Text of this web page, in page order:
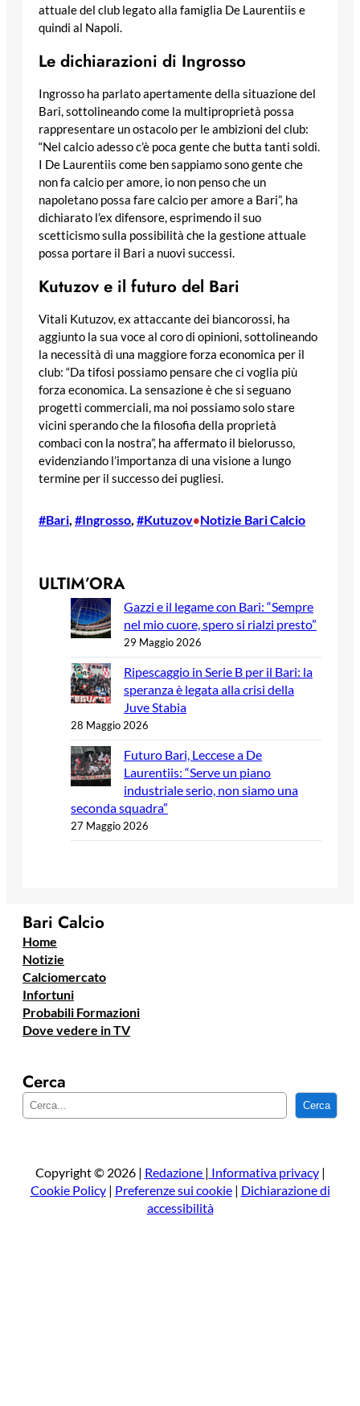
attuale del club legato alla famiglia De Laurentiis e
quindi al Napoli.
Le dichiarazioni di Ingrosso
Ingrosso ha parlato apertamente della situazione del
Bari, sottolineando come la multiproprietà possa
rappresentare un ostacolo per le ambizioni del club:
“Nel calcio adesso c’è poca gente che butta tanti soldi.
I De Laurentiis come ben sappiamo sono gente che
non fa calcio per amore, io non penso che un
napoletano possa fare calcio per amore a Bari”, ha
dichiarato l’ex difensore, esprimendo il suo
scetticismo sulla possibilità che la gestione attuale
possa portare il Bari a nuovi successi.
Kutuzov e il futuro del Bari
Vitali Kutuzov, ex attaccante dei biancorossi, ha
aggiunto la sua voce al coro di opinioni, sottolineando
la necessità di una maggiore forza economica per il
club: “Da tifosi possiamo pensare che ci voglia più
forza economica. La sensazione è che si seguano
progetti commerciali, ma noi possiamo solo stare
vicini sperando che la filosofia della proprietà
combaci con la nostra”, ha affermato il bielorusso,
evidenziando l’importanza di una visione a lungo
termine per il successo dei pugliesi.
#Bari, #Ingrosso, #Kutuzov•Notizie Bari Calcio
ULTIM’ORA
Gazzi e il legame con Bari: “Sempre
nel mio cuore, spero si rialzi presto”
29 Maggio 2026
Ripescaggio in Serie B per il Bari: la
speranza è legata alla crisi della
Juve Stabia
28 Maggio 2026
Futuro Bari, Leccese a De
Laurentiis: “Serve un piano
industriale serio, non siamo una
seconda squadra”
27 Maggio 2026
Bari Calcio
Home
Notizie
Calciomercato
Infortuni
Probabili Formazioni
Dove vedere in TV
Cerca
e
a
Cerca
Copyright © 2026 | Redazione | Informativa privacy|
Cookie Policy| Preferenze sui cookie| Dichiarazione di
accessibilità